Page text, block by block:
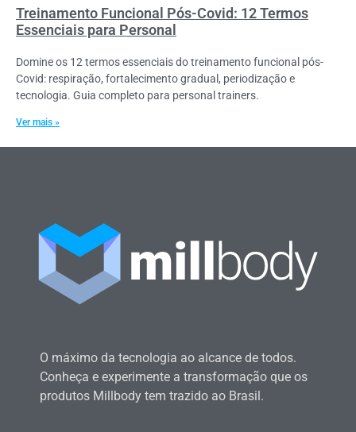
Treinamento Funcional Pós-Covid: 12 Termos
Essenciais para Personal
Domine os 12 termos essenciais do treinamento funcional pós-
Covid: respiração, fortalecimento gradual, periodização e
tecnologia. Guia completo para personal trainers.
Ver mais »
O máximo da tecnologia ao alcance de todos.
Conheça e experimente a transformação que os
produtos Millbody tem trazido ao Brasil.